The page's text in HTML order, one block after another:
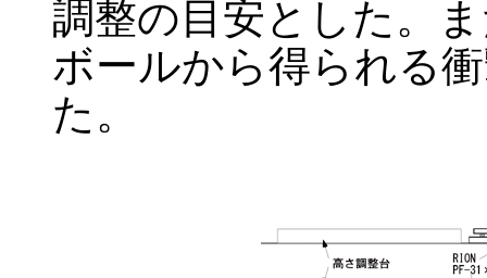
調整の目安とした。
ボールから得られる
た。